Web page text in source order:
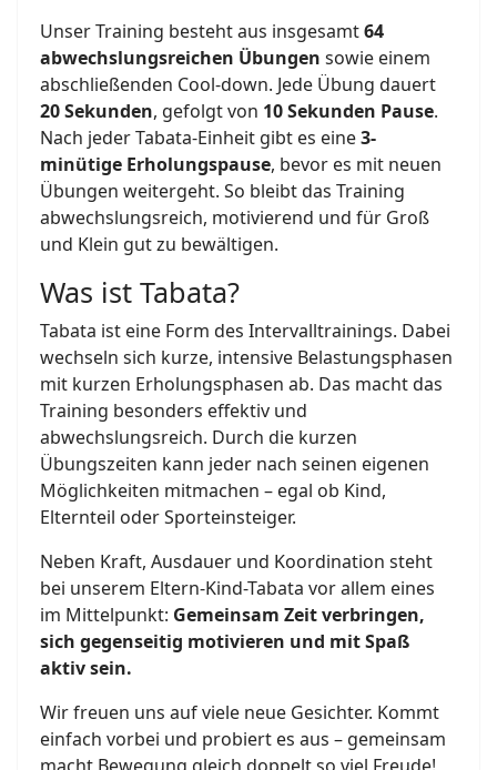
Unser Training besteht aus insgesamt64
abwechslungsreichen Übungen sowie einem
abschließenden Cool-down. Jede Übung dauert
20 Sekunden, gefolgt von 10 Sekunden Pause.
Nach jeder Tabata-Einheit gibt es eine3-
minütige Erholungspause, bevor es mit neuen
Übungen weitergeht. So bleibt das Training
abwechslungsreich, motivierend und für Groß
und Klein gut zu bewältigen.
Was ist Tabata?
Tabata ist eine Form des Intervalltrainings. Dabei
wechseln sich kurze, intensive Belastungsphasen
mit kurzen Erholungsphasen ab. Das macht das
Training besonders effektiv und
abwechslungsreich. Durch die kurzen
Übungszeiten kann jeder nach seinen eigenen
Möglichkeiten mitmachen – egal ob Kind,
Elternteil oder Sporteinsteiger.
Neben Kraft, Ausdauer und Koordination steht
bei unserem Eltern-Kind-Tabata vor allem eines
im Mittelpunkt: Gemeinsam Zeit verbringen,
sich gegenseitig motivieren und mit Spaß
aktiv sein.
Wir freuen uns auf viele neue Gesichter. Kommt
einfach vorbei und probiert es aus – gemeinsam